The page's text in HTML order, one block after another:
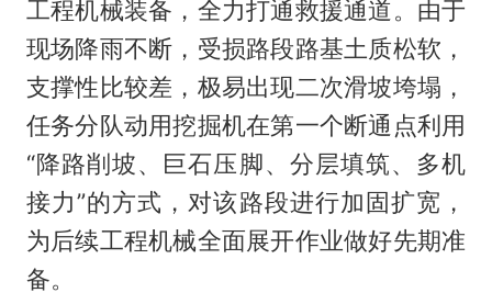
工程机械装备，全力打通救援通道。由于
现场降雨不断，受损路段路基土质松软，
支撑性比较差，极易出现二次滑坡垮塌，
任务分队动用挖掘机在第一个断通点利用
“降路削坡、巨石压脚、分层填筑、多机
接力”的方式，对该路段进行加固扩宽，
为后续工程机械全面展开作业做好先期准
备。